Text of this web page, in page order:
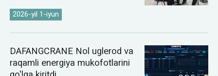
2026-yil 1-iyun
DAFANGCRANE Nol uglerod va
raqamli energiya mukofotlarini